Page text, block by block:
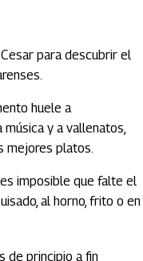
para descubrir el
huele a
y a vallenatos,
mejores platos.
imposible que falte el
al horno, frito o en